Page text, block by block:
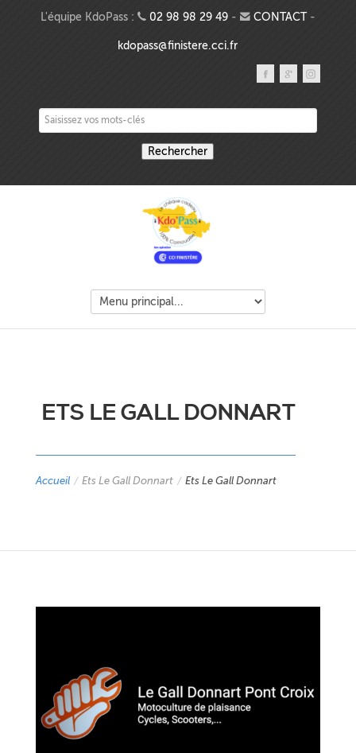
Aller au contenu principal
L'équipe KdoPass : 02 98 98 29 49- CONTACT-
kdopass@finistere.cci.fr
Saisissez vos mots-clés
ETS LE GALL DONNART
Accueil / Ets Le Gall Donnart / Ets Le Gall Donnart